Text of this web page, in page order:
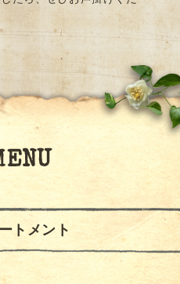
トメント